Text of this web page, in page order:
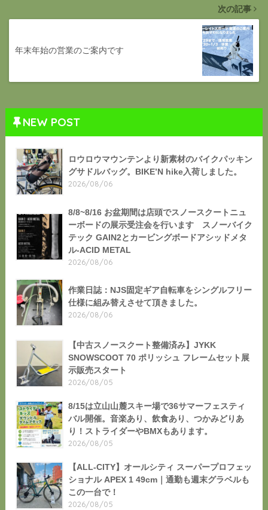
次の記事
年末年始の営業のご案内です
NEW POST
ロウロウマウンテンより新素材のバイクパッキン
グサドルバッグ。BIKE’N hike入荷しました。
2026/08/06
8/8~8/16 お盆期間は店頭でスノースクートニュ
ーボードの展示受注会を行います スノーバイク
テック GAIN2とカービングボードアシッドメタ
ル-ACID METAL
2026/08/06
作業日誌：NJS固定ギア自転車をシングルフリー
仕様に組み替えさせて頂きました。
2026/08/06
【中古スノースクート整備済み】JYKK
SNOWSCOOT 70 ポリッシュ フレームセット展
示販売スタート
2026/08/05
8/15は立山山麓スキー場で36サマーフェスティ
バル開催。音楽あり、飲食あり、つかみどりあ
り！ストライダーやBMXもあります。
2026/08/05
【ALL-CITY】オールシティ スーパープロフェッ
ショナル APEX 1 49cm｜通勤も週末グラベルも
この一台で！
2026/08/05